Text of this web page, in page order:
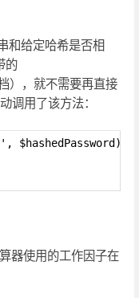
和给定哈希是否相
的
），就不需要再直接
调用了该方法：
器使用的工作因子在